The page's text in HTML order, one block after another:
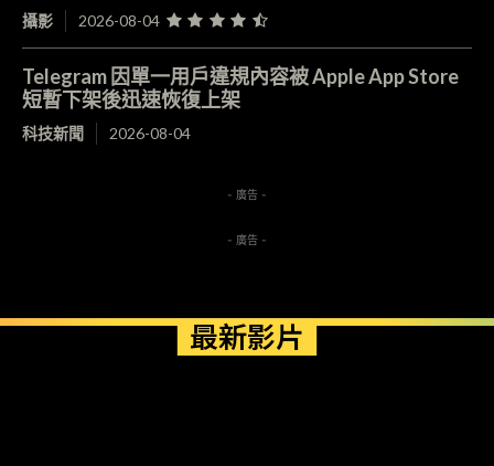
攝影 2026-08-04
Telegram 因單一用戶違規內容被 Apple App Store
短暫下架後迅速恢復上架
科技新聞 2026-08-04
- 廣告 -
- 廣告 -
最新影片